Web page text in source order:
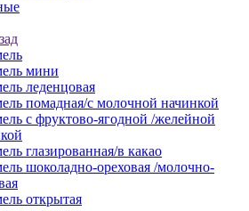
мини
леденцовая
помадная/с молочной начинкой
с фруктово-ягодной /желейной
глазированная/в какао
шоколадно-ореховая /молочно-
открытая